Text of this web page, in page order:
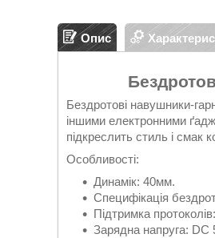
Опис
Бездротові навушники-
іншими електронними
підкреслить стиль і смак
Особливості:
Динамік: 40мм.
Специфікація
Підтримка
Зарядна напруга: DC